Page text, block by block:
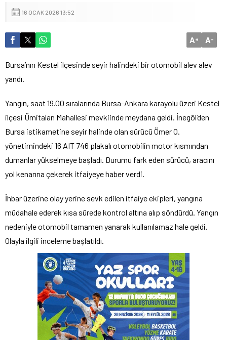
16 OCAK 2026 13:52
A+ A-
Bursa’nın Kestel ilçesinde seyir halindeki bir otomobil alev alev
yandı.
Yangın, saat 19.00 sıralarında Bursa-Ankara karayolu üzeri Kestel
ilçesi Ümitalan Mahallesi mevkiinde meydana geldi. İnegöl’den
Bursa istikametine seyir halinde olan sürücü Ömer O.
yönetimindeki 16 AIT 746 plakalı otomobilin motor kısmından
dumanlar yükselmeye başladı. Durumu fark eden sürücü, aracını
yol kenarına çekerek itfaiyeye haber verdi.
İhbar üzerine olay yerine sevk edilen itfaiye ekipleri, yangına
müdahale ederek kısa sürede kontrol altına alıp söndürdü. Yangın
nedeniyle otomobil tamamen yanarak kullanılamaz hale geldi.
Olayla ilgili inceleme başlatıldı.